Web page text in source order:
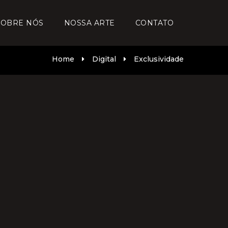
NÓS NOSSA ARTE CONTATO
Home Digital Exclusividade